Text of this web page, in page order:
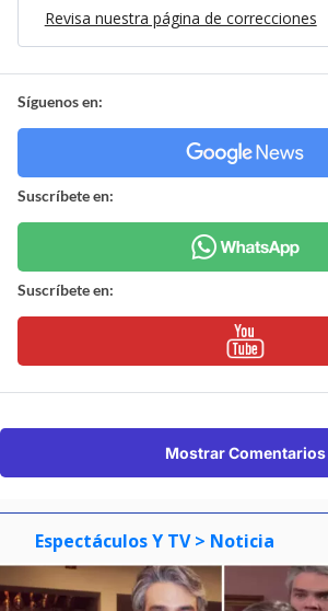
Revisa nuestra página de correcciones
Síguenos en:
Suscríbete en:
Suscríbete en:
Mostrar Comentarios
Espectáculos Y TV > Noticia